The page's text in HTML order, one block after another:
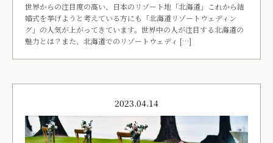
世界からの注目度の高い、日本のリゾート地「北海道」これから結
婚式を挙げようと考えている方にも「北海道リゾートウェディン
グ」の人気が上がってきています。世界中の人が注目する北海道の
魅力とは？また、北海道でのリゾートウェディ […]
2023.04.14